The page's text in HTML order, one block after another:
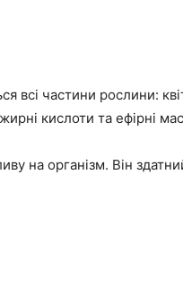
всі частини рослини:
кислоти та ефірні
на організм. Він